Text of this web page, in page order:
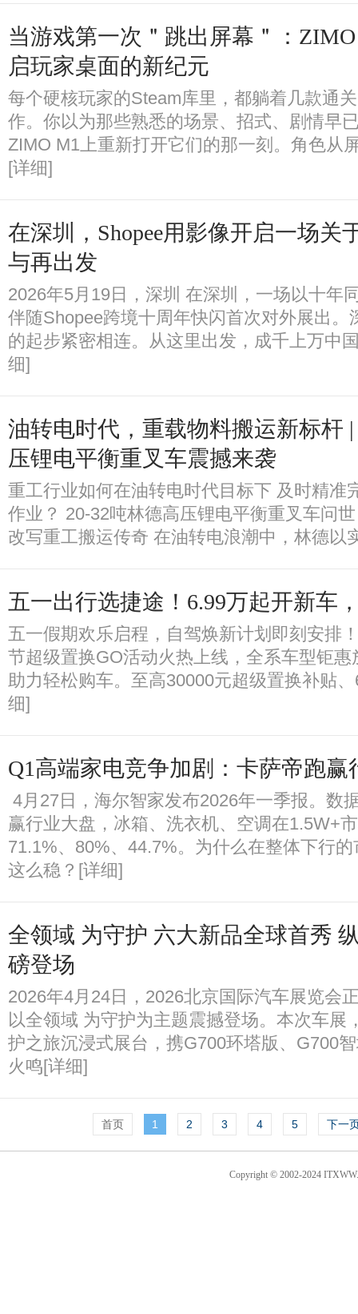
当游戏第一次＂跳出屏幕＂：
启玩家桌面的新纪元
每个硬核玩家的Steam库里，都躺着几款通
作。你以为那些熟悉的场景、招式、剧情早
ZIMO M1上重新打开它们的那一刻。角色从
[详细]
在深圳，Shopee用影像开启一场关
与再出发
2026年5月19日，深圳 在深圳，一场以十年
伴随Shopee跨境十周年快闪首次对外展出。
的起步紧密相连。从这里出发，成千上万中
细]
油转电时代，重载物料搬运新标杆
压锂电平衡重叉车震撼来袭
重工行业如何在油转电时代目标下 及时精准
作业？ 20-32吨林德高压锂电平衡重叉车问
改写重工搬运传奇 在油转电浪潮中，林德以
五一出行选捷途！6.99万起开新车
五一假期欢乐启程，自驾焕新计划即刻安排
节超级置换GO活动火热上线，全系车型钜
助力轻松购车。至高30000元超级置换补贴
细]
Q1高端家电竞争加剧：卡萨帝跑赢
4月27日，海尔智家发布2026年一季报。数
赢行业大盘，冰箱、洗衣机、空调在1.5W+
71.1%、80%、44.7%。为什么在整体下行
这么稳？[详细]
全领域 为守护 六大新品全球首秀
磅登场
2026年4月24日，2026北京国际汽车展览会
以全领域 为守护为主题震撼登场。本次车展
护之旅沉浸式展台，携G700环塔版、G700
火鸣[详细]
首页 1 2 3 4 5 下一
Copyright © 2002-2024